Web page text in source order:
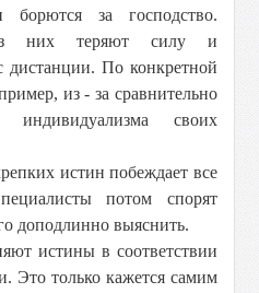
борются за господство.
них теряют силу и
дистанции. По конкретной
из - за сравнительно
индивидуализма своих
истин побеждает все
потом спорят
доподлинно выяснить.
истины в соответствии
Это только кажется самим